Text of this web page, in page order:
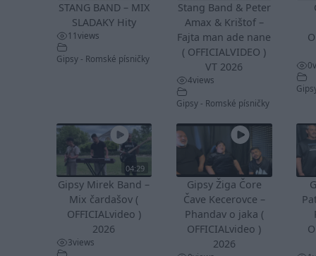
STANG BAND – MIX
SLADAKY Hity
11views
Gipsy - Romské písničky
Stang Band & Peter
Amax & Krištof –
Fajta man ade nane
( OFFICIALVIDEO )
VT 2026
4views
Gipsy - Romské písničky
0
04:29
Gipsy Mirek Band –
Mix čardašov (
OFFICIALvideo )
2026
3views
Gipsy Žiga Čore
Čave Kecerovce –
Phandav o jaka (
OFFICIALvideo )
2026